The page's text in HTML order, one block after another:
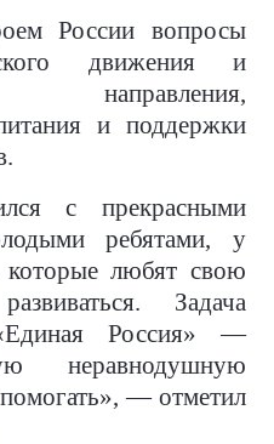
России вопросы
движения и
направления,
и поддержки
с прекрасными
ребятами, у
которые любят свою
Задача
Россия» —
неравнодушную
— отметил